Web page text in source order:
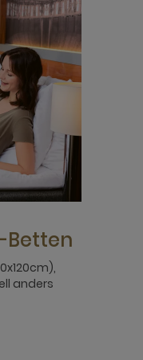
Betten
anders